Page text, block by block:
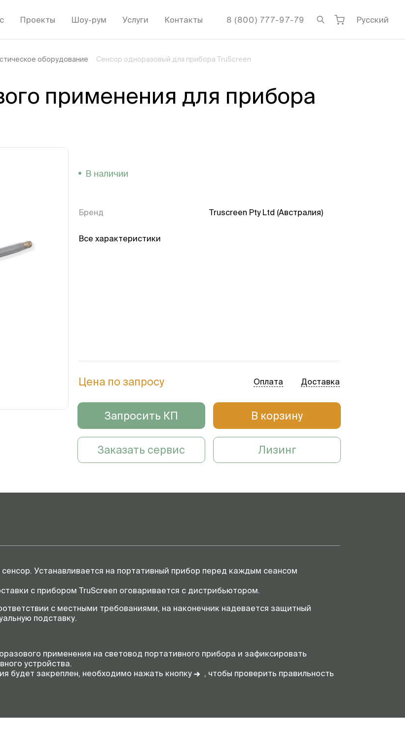
Проекты Шоу-рум Услуги Контакты 8 (800) 777-97-79 Русский
оборудование Сенсор одноразовый для прибора TruScreen
применения для прибора
В наличии
Бренд Truscreen Pty Ltd (Австралия)
Все характеристики
Цена по запросу Оплата Доставка
Запросить КП В корзину
Заказать сервис Лизинг
Устанавливается на портативный прибор перед каждым сеансом
с прибором TruScreen оговаривается с дистрибьютором.
с местными требованиями, на наконечник надевается защитный
подставку.
применения на световод портативного прибора и зафиксировать
устройства.
будет закреплен, необходимо нажать кнопку → , чтобы проверить правильность